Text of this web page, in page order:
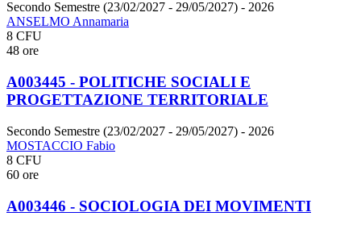
Secondo Semestre (23/02/2027 - 29/05/2027) - 2026
ANSELMO Annamaria
8 CFU
48 ore
A003445 - POLITICHE SOCIALI E
PROGETTAZIONE TERRITORIALE
Secondo Semestre (23/02/2027 - 29/05/2027) - 2026
MOSTACCIO Fabio
8 CFU
60 ore
A003446 - SOCIOLOGIA DEI MOVIMENTI